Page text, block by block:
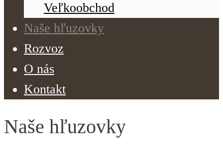
Veľkoobchod
Naše hľuzovky
Rozvoz
O nás
Kontakt
Naše hľuzovky